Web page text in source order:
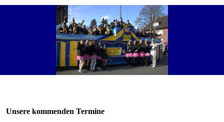
Unsere kommenden Termine